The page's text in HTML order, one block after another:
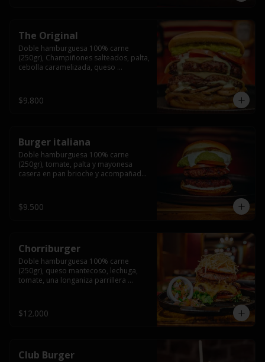
The Original
Doble hamburguesa 100% carne
(250gr), Champiñones salteados, palta,
cebolla caramelizada, queso
fritas.
$9.800
Burger italiana
Doble hamburguesa 100% carne
(250gr), tomate, palta y mayonesa
casera en pan brioche y acompañado
$9.500
Chorriburger
Doble hamburguesa 100% carne
(250gr), queso mantecoso, lechuga,
tomate, una longaniza parrillera
papas fritas.
$12.000
Club Burger